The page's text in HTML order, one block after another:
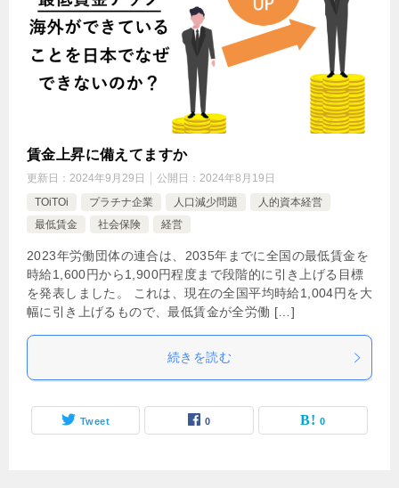
賃金上昇に備えてますか
更新日： 2024年9月29日 公開日： 2024年8月19日
TOiTOi
プラチナ企業 人口減少問題
人的資本経営
最低賃金
社会保険 経営
2023年労働団体の連合は、2035年までに全国の最低賃金を
時給1,600円から1,900円程度まで段階的に引き上げる目標
を発表しました。 これは、現在の全国平均時給1,004円を大
幅に引き上げるもので、最低賃金が全労働 […]
続きを読む
Tweet 0 0